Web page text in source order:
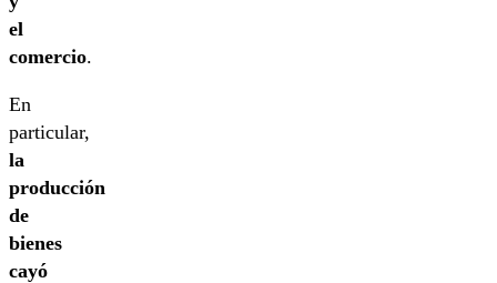
el
comercio.
En
particular,
la
producción
de
bienes
cayó